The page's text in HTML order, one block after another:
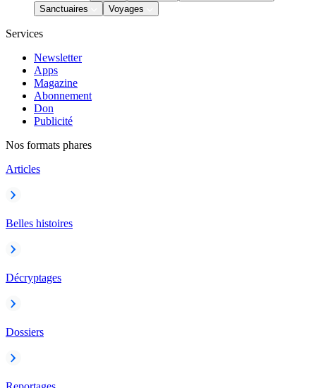
Sanctuaires
Voyages
Services
Newsletter
Apps
Magazine
Abonnement
Don
Publicité
Nos formats phares
Articles
Belles histoires
Décryptages
Dossiers